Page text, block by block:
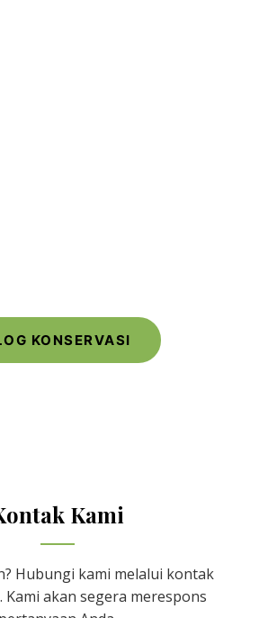
KONSERVASI
Kami
Hubungi kami melalui kontak
Kami akan segera merespons